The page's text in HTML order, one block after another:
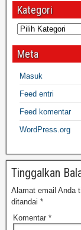
Kategori
Meta
Masuk
Feed entri
Feed komentar
WordPress.org
Tinggalkan
Alamat email Anda
ditandai *
Komentar *